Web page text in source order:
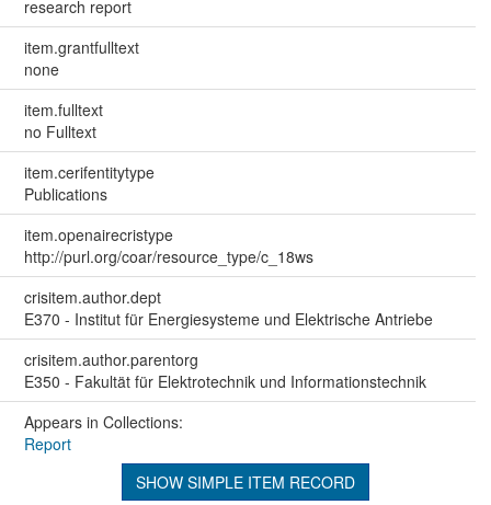
research report
item.grantfulltext
none
item.fulltext
no Fulltext
item.cerifentitytype
Publications
item.openairecristype
http://purl.org/coar/resource_type/c_18ws
crisitem.author.dept
E370 - Institut für Energiesysteme und Elektrische Antriebe
crisitem.author.parentorg
E350 - Fakultät für Elektrotechnik und Informationstechnik
Appears in Collections:
Report
SHOW SIMPLE ITEM RECORD